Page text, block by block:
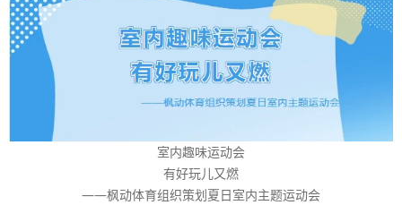
室内趣味运动会
有好玩儿又燃
——枫动体育组织策划夏日室内主题运动会